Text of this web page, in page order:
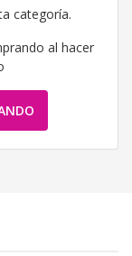
categoría.
al hacer